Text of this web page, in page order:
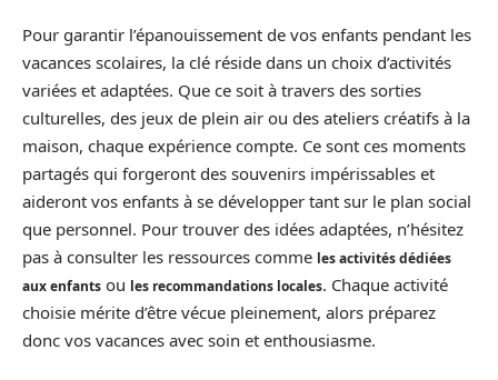
Pour garantir l’épanouissement de vos enfants pendant les
vacances scolaires, la clé réside dans un choix d’activités
variées et adaptées. Que ce soit à travers des sorties
culturelles, des jeux de plein air ou des ateliers créatifs à la
maison, chaque expérience compte. Ce sont ces moments
partagés qui forgeront des souvenirs impérissables et
aideront vos enfants à se développer tant sur le plan social
que personnel. Pour trouver des idées adaptées, n’hésitez
pas à consulter les ressources comme les activités dédiées
aux enfants ou les recommandations locales. Chaque activité
choisie mérite d’être vécue pleinement, alors préparez
donc vos vacances avec soin et enthousiasme.